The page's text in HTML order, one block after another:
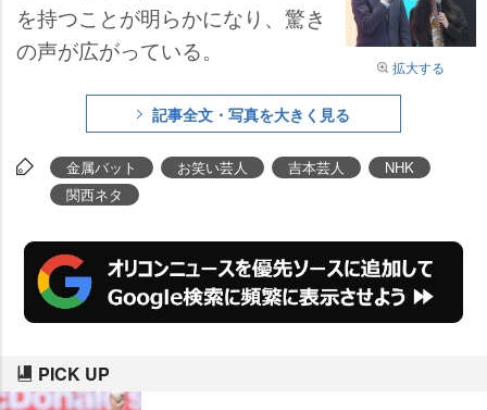
拡大する
を持つことが明らかになり、驚き
の声が広がっている。
記事全文・写真を大きく見る
金属バット お笑い芸人 吉本芸人
NHK
関西ネタ
PICK UP